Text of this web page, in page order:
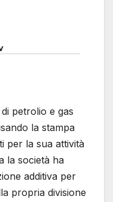
petrolio e gas
la stampa
per la sua attività
la società ha
additiva per
propria divisione